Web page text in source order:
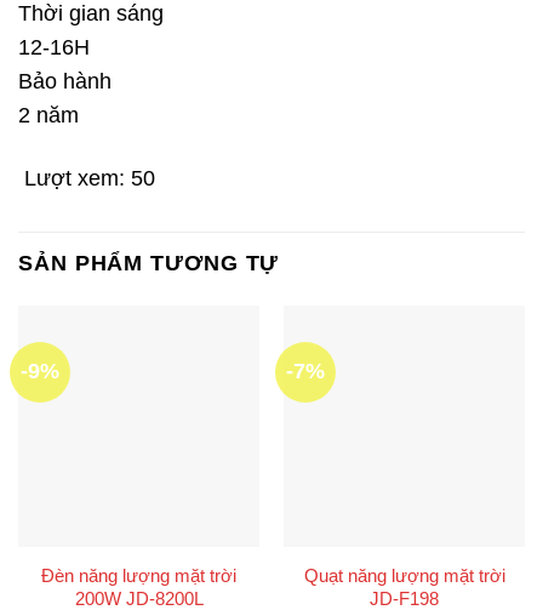
Thời gian sáng
12-16H
Bảo hành
2 năm
Lượt xem: 50
SẢN PHẨM TƯƠNG TỰ
-9%
Đèn năng lượng mặt trời
200W JD-8200L
-7%
Quạt năng lượng mặt trời
JD-F198